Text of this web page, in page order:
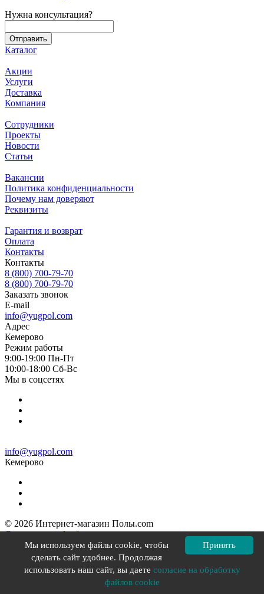
Нужна консультация?
Каталог
Акции
Услуги
Доставка
Компания
Сотрудники
Проекты
Новости
Статьи
Вакансии
Политика конфиденциальности
Почему нам доверяют
Реквизиты
Гарантия и возврат
Оплата
Контакты
Контакты
8 (800) 700-79-70
8 (800) 700-79-70
Заказать звонок
E-mail
info@yugpol.com
Адрес
Кемерово
Режим работы
9:00-19:00 Пн-Пт
10:00-18:00 Cб-Вс
Мы в соцсетях
info@yugpol.com
Кемерово
© 2026 Интернет-магазин Полы.com
Согласие на обработку персональных данных
Политика конфиденциальности
Политика в отношении файлов cookie
Разработка сайта YOU-X
Принять
Мы используем файлы cookie, чтобы
сделать сайт удобнее. Продолжая
использовать наш сайт, вы даете согласие на обработку
файлов cookie